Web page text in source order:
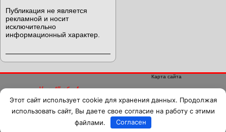
Публикация не является
рекламной и носит
исключительно
информационный характер.
Продюсер, музыкант, сценарист
Щербаков Игорь Вячеславович
Карта сайта
Этот сайт использует cookie для хранения данных. Продолжая
использовать сайт, Вы даете свое согласие на работу с этими
файлами.
Согласен